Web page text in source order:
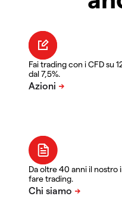
Fai trading con i CFD su
dal 7,5%.
Da oltre 40 anni il nostro
fare trading.